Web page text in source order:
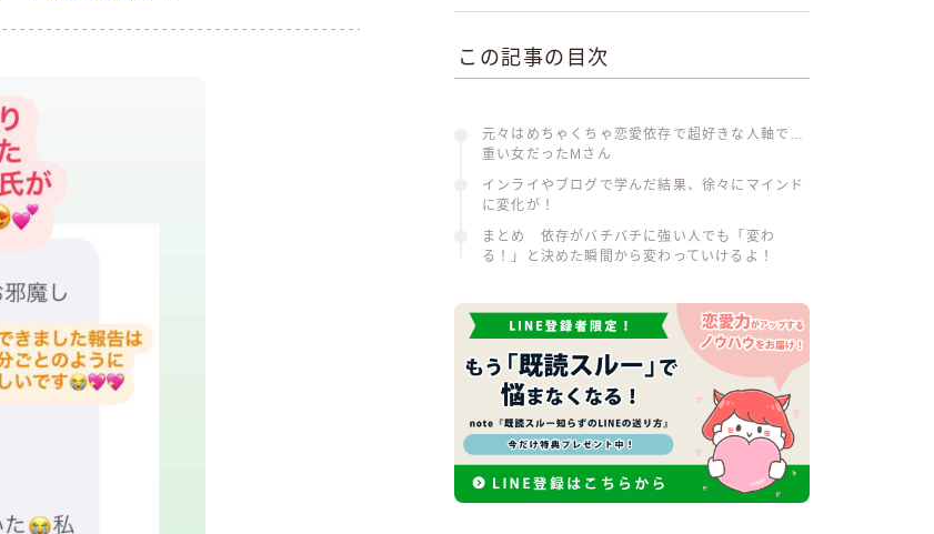
この記事の目次
元々はめちゃくちゃ恋愛依存で超好きな人軸で…
重い女だったMさん
インライやブログで学んだ結果、徐々にマインド
に変化が！
まとめ 依存がバチバチに強い人でも「変わ
る！」と決めた瞬間から変わっていけるよ！